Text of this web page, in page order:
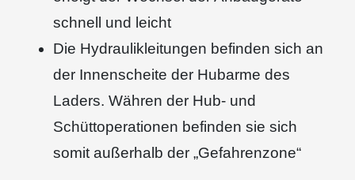
schnell und leicht
Die Hydraulikleitungen befinden sich an
der Innenscheite der Hubarme des
Laders. Währen der Hub- und
Schüttoperationen befinden sie sich
somit außerhalb der „Gefahrenzone“